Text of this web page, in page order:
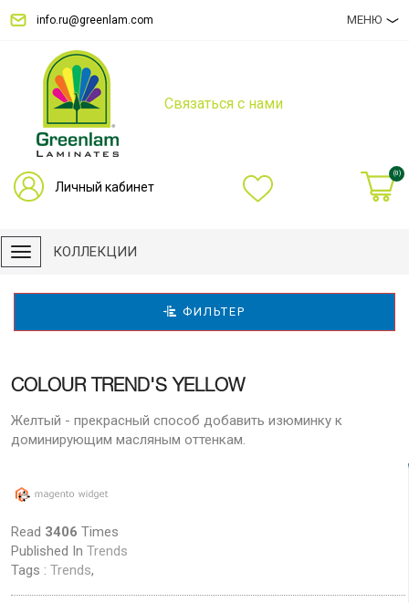
info.ru@greenlam.com МЕНЮ
Связаться с нами
Личный кабинет
(0)
КОЛЛЕКЦИИ
ФИЛЬТЕР
COLOUR TREND'S YELLOW
Желтый - прекрасный способ добавить изюминку к
доминирующим масляным оттенкам.
Read 3406 Times
Published In Trends
Tags : Trends,